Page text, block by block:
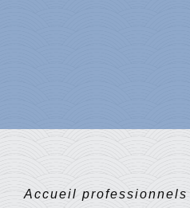
Accueil professionnels